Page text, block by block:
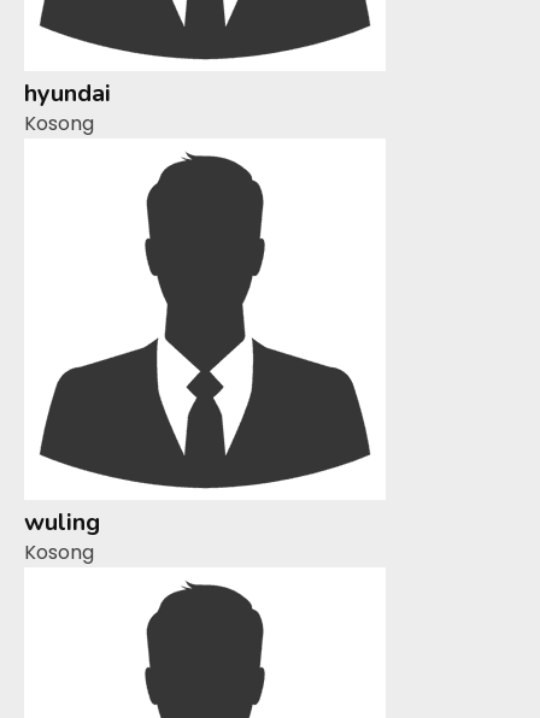
hyundai
Kosong
wuling
Kosong